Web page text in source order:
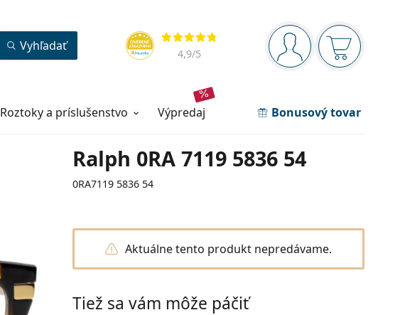
Navigačný panel
ste prihláseníNákupný
Hodnotenia
4,9/5
Vyhľadať
Roztoky a príslušenstvo výpredaj Bonusový tovar
Ralph 0RA 7119 5836 54
0RA7119 5836 54
Aktuálne tento produkt nepredávame.
Tiež sa vám môže páčiť